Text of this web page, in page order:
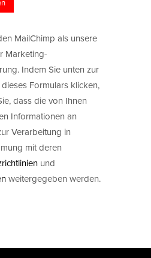
MailChimp als unsere
Marketing-
Indem Sie unten zur
Formulars klicken,
dass die von Ihnen
Informationen an
Verarbeitung in
mit deren
und
weitergegeben werden.